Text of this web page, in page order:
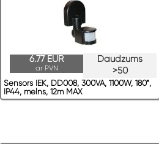
Daudzums
>50
6.77 EUR
ar PVN
Sensors IEK, DD008, 300VA, 1100W, 180*,
IP44, melns, 12m MAX